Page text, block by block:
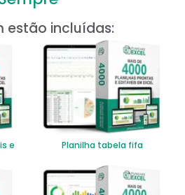
estão incluídas:
e
Planilha tabela fifa